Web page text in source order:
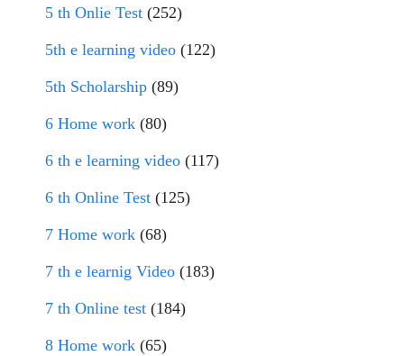
5 th Onlie Test (252)
5th e learning video (122)
5th Scholarship (89)
6 Home work (80)
6 th e learning video (117)
6 th Online Test (125)
7 Home work (68)
7 th e learnig Video (183)
7 th Online test (184)
8 Home work (65)